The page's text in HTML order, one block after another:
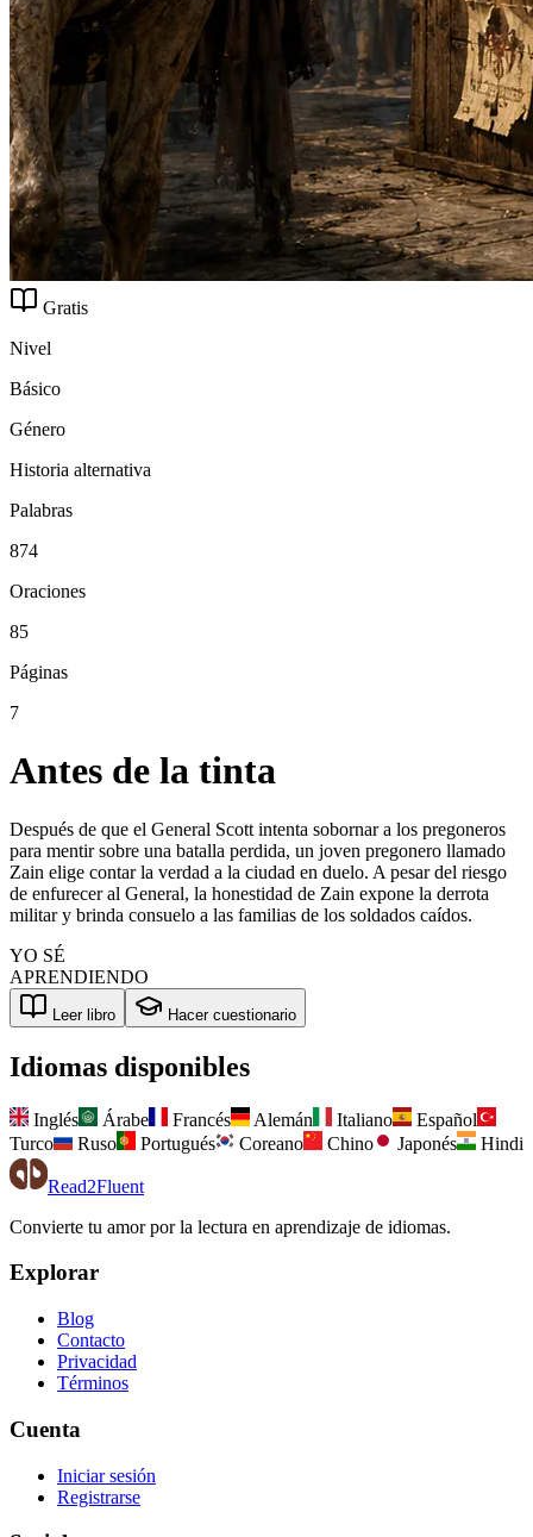
Gratis
Nivel
Básico
Género
Historia alternativa
Palabras
874
Oraciones
85
Páginas
7
Antes de la tinta
Después de que el General Scott intenta sobornar a los pregoneros
para mentir sobre una batalla perdida, un joven pregonero llamado
Zain elige contar la verdad a la ciudad en duelo. A pesar del riesgo
de enfurecer al General, la honestidad de Zain expone la derrota
militar y brinda consuelo a las familias de los soldados caídos.
YO SÉ
APRENDIENDO
Leer libro Hacer cuestionario
Idiomas disponibles
Inglés Árabe Francés Alemán Italiano
Español
Turco
Ruso Portugués Coreano Chino Japonés Hindi
Read2Fluent
Convierte tu amor por la lectura en aprendizaje de idiomas.
Explorar
Blog
Contacto
Privacidad
Términos
Cuenta
Iniciar sesión
Registrarse